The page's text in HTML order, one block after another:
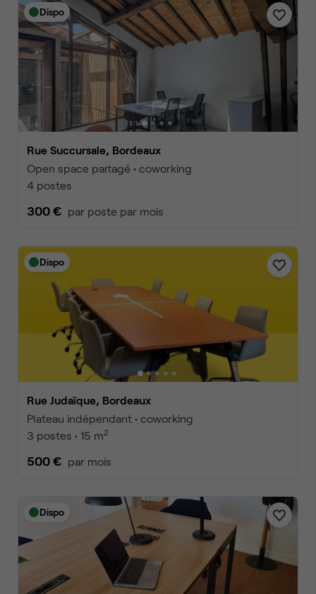
Dispo
Rue Succursale, Bordeaux
Open space partagé • coworking
4 postes
300 € par poste par mois
Dispo
Rue Judaïque, Bordeaux
Plateau indépendant • coworking
3 postes • 15 m2
500 € par mois
Dispo